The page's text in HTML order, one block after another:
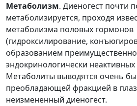
Метаболизм. Диеногест почти
метаболизируется, проходя
метаболизма половых гормонов
(гидроксилирование,
образованием преимущественно
эндокринологически
Метаболиты выводятся очень
преобладающей фракцией в
неизмененный диеногест.